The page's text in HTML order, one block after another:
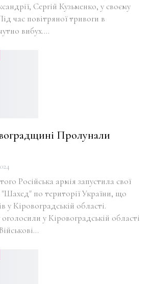
Сергій Кузьменко, у своєму
час повітряної тривоги в
вибух.…
Пролунали
Російська армія запустила свої
"Шахед" по території України, що
у Кіровоградській області.
у Кіровоградській області